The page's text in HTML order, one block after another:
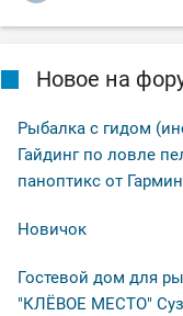
Новое на
Рыбалка с гидом
Гайдинг по ловле
паноптикс от Гармин
Новичок
Гостевой дом для
"КЛЁВОЕ МЕСТО"